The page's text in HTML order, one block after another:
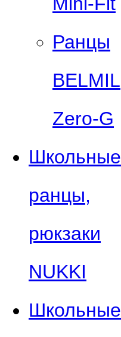
Ранцы
BELMIL
Zero-G
Школьные
ранцы,
рюкзаки
NUKKI
Школьные